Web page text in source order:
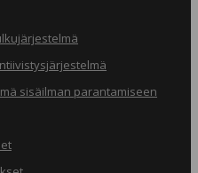
sisäilman parantamiseen